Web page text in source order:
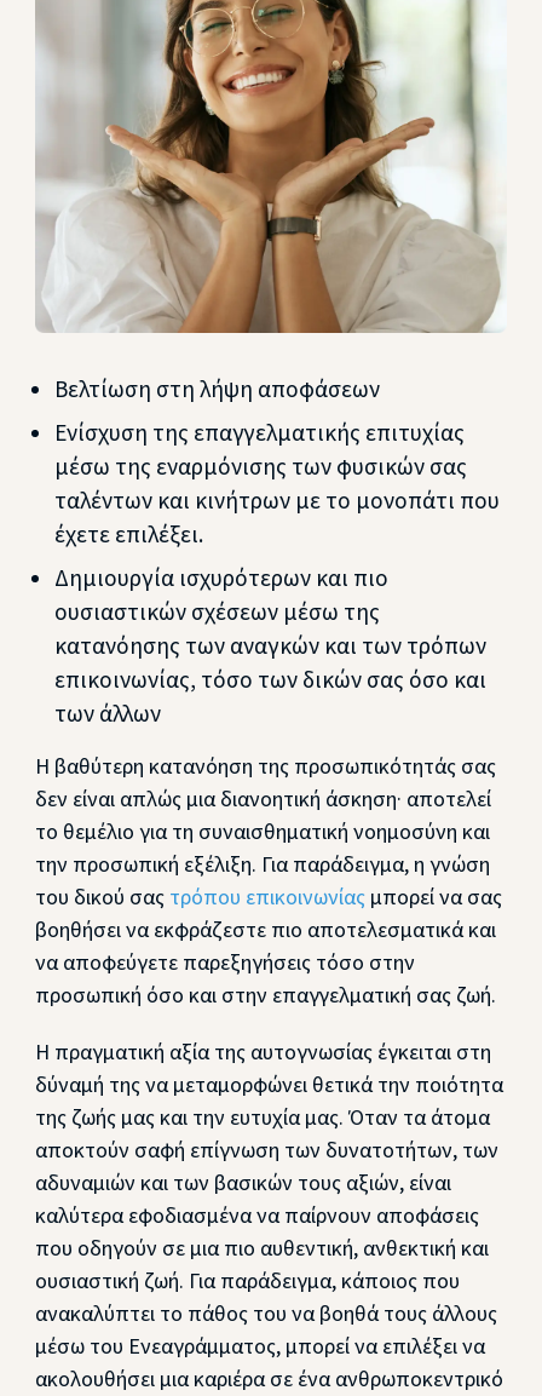
Βελτίωση στη λήψη αποφάσεων
Ενίσχυση της επαγγελματικής επιτυχίας
μέσω της εναρμόνισης των φυσικών σας
ταλέντων και κινήτρων με το μονοπάτι που
έχετε επιλέξει.
Δημιουργία ισχυρότερων και πιο
ουσιαστικών σχέσεων μέσω της
κατανόησης των αναγκών και των τρόπων
επικοινωνίας, τόσο των δικών σας όσο και
των άλλων
Η βαθύτερη κατανόηση της προσωπικότητάς σας
δεν είναι απλώς μια διανοητική άσκηση· αποτελεί
το θεμέλιο για τη συναισθηματική νοημοσύνη και
την προσωπική εξέλιξη. Για παράδειγμα, η γνώση
του δικού σας τρόπου επικοινωνίας μπορεί να σας
βοηθήσει να εκφράζεστε πιο αποτελεσματικά και
να αποφεύγετε παρεξηγήσεις τόσο στην
προσωπική όσο και στην επαγγελματική σας ζωή.
Η πραγματική αξία της αυτογνωσίας έγκειται στη
δύναμή της να μεταμορφώνει θετικά την ποιότητα
της ζωής μας και την ευτυχία μας. Όταν τα άτομα
αποκτούν σαφή επίγνωση των δυνατοτήτων, των
αδυναμιών και των βασικών τους αξιών, είναι
καλύτερα εφοδιασμένα να παίρνουν αποφάσεις
που οδηγούν σε μια πιο αυθεντική, ανθεκτική και
ουσιαστική ζωή. Για παράδειγμα, κάποιος που
ανακαλύπτει το πάθος του να βοηθά τους άλλους
μέσω του Ενεαγράμματος, μπορεί να επιλέξει να
ακολουθήσει μια καριέρα σε ένα ανθρωποκεντρικό